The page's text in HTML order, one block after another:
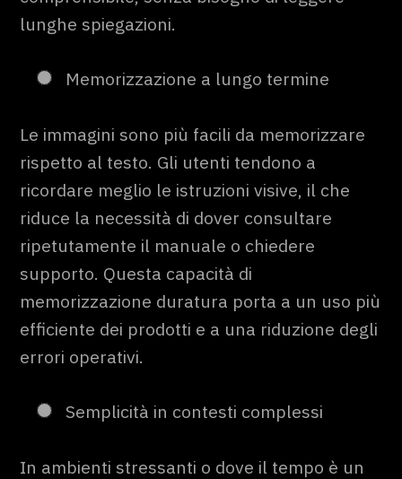
lunghe spiegazioni.
Memorizzazione a lungo termine
Le immagini sono più facili da memorizzare
rispetto al testo. Gli utenti tendono a
ricordare meglio le istruzioni visive, il che
riduce la necessità di dover consultare
ripetutamente il manuale o chiedere
supporto. Questa capacità di
memorizzazione duratura porta a un uso più
efficiente dei prodotti e a una riduzione degli
errori operativi.
Semplicità in contesti complessi
In ambienti stressanti o dove il tempo è un